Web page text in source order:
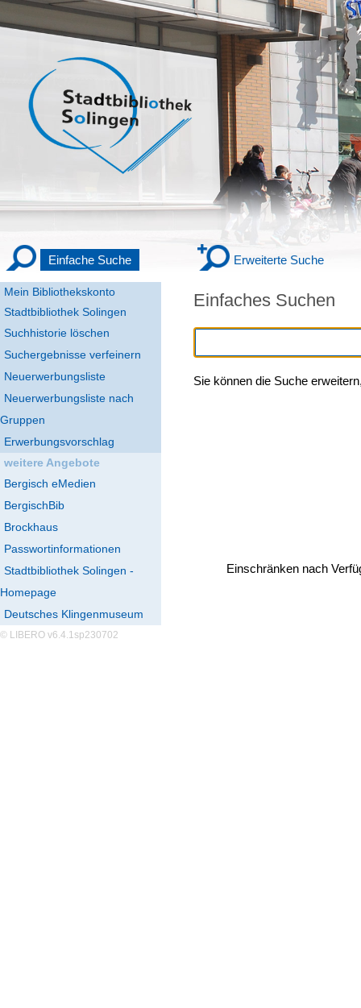
Mein Bibliothekskonto
Stadtbibliothek Solingen
Einfache Suche Erweiterte Suche
Suchhistorie löschen
Suchergebnisse verfeinern
Neuerwerbungsliste
Neuerwerbungsliste nach
Gruppen
Erwerbungsvorschlag
weitere Angebote
Bergisch eMedien
BergischBib
Brockhaus
Passwortinformationen
Stadtbibliothek Solingen -
Homepage
Deutsches Klingenmuseum
© LIBERO v6.4.1sp230702
Einfaches Suchen
Sie können die Suche
Einschränken nach